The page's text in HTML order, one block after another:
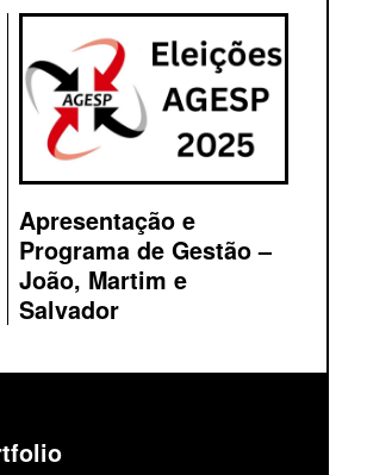
Apresentação e
Programa de Gestão –
João, Martim e
Salvador